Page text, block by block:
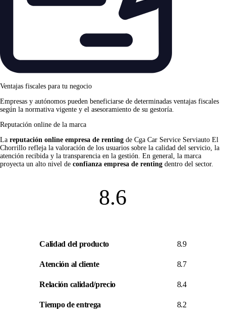
Ventajas fiscales para tu negocio
Empresas y autónomos pueden beneficiarse de determinadas ventajas fiscales
según la normativa vigente y el asesoramiento de su gestoría.
Reputación online de la marca
La reputación online empresa de renting de Cga Car Service Serviauto El
Chorrillo refleja la valoración de los usuarios sobre la calidad del servicio, la
atención recibida y la transparencia en la gestión. En general, la marca
proyecta un alto nivel de confianza empresa de renting dentro del sector.
8.6
Calidad del producto 8.9
Atención al cliente 8.7
Relación calidad/precio 8.4
Tiempo de entrega 8.2